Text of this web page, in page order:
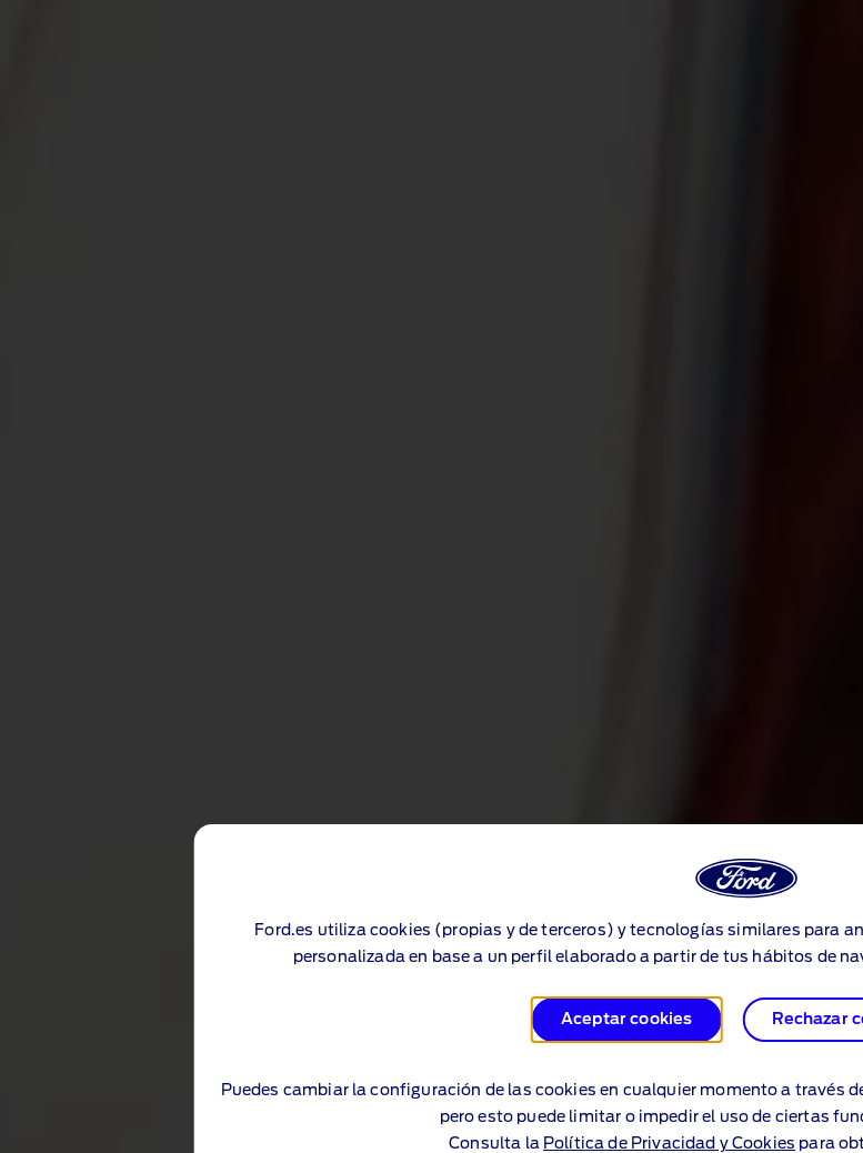
Ford.es utiliza cookies (propias y de terceros) y tecnologías similares para
personalizada en base a un perfil elaborado a partir de tus hábitos de
Aceptar cookies Rechazar
Puedes cambiar la configuración de las cookies en cualquier momento a través
pero esto puede limitar o impedir el uso de ciertas
Consulta la Política de Privacidad y Cookies para